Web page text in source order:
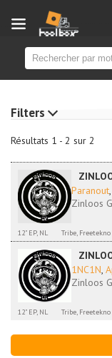
Résultats 1 - 2 sur 2
Paranout,
Zinloos
12" EP, NL Tribe, Freetekno
1NC1N,
Zinloos
12" EP, NL Tribe, Freetekno
Filters